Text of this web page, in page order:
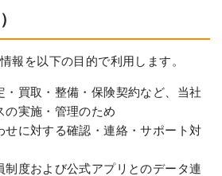
報を以下の目的で利用します。
・買取・整備・保険契約など、当社
の実施・管理のため
せに対する確認・連絡・サポート対
制度および公式アプリとのデータ連